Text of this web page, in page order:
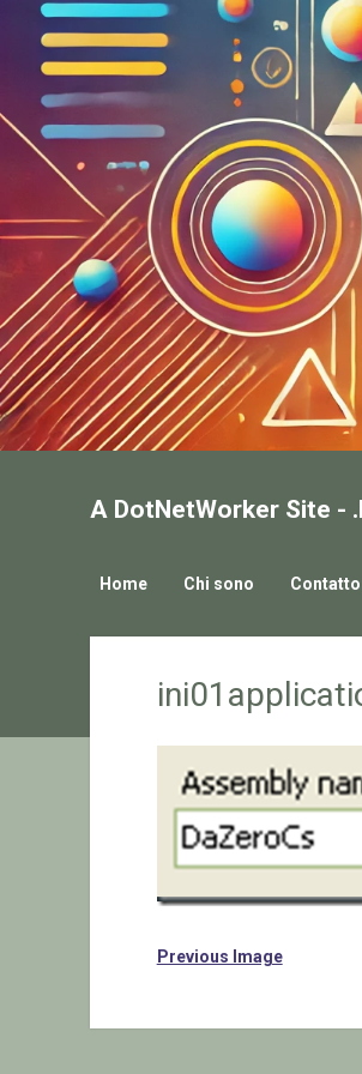
A DotNetWorker Site -
Home Chi sono Contatto
Previous Image